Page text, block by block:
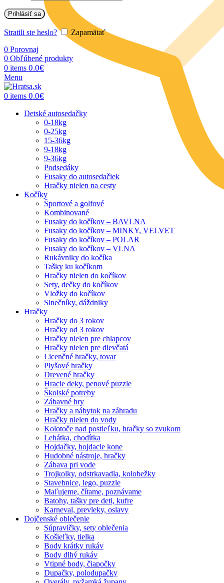
Prihlásiť sa
Stratili ste heslo?
Zapamätať
0 Porovnaj
0 Obľúbené produkty
0 items 0.0€
Menu
0 items 0.0€
Detské autosedačky
0-18kg
0-25kg
15-36kg
9-18kg
9-36kg
Podsedáky
Fusaky do autosedačiek
Hračky nielen na cesty
Kočíky
Športové a golfové
Kombinované
Fusaky do kočíkov – BAVLNA
Fusaky do kočíkov – MINKY, VELVET
Fusaky do kočíkov – POLAR
Fusaky do kočíkov – VLNA
Rukávniky do kočíka
Tašky ku kočíkom
Hračky nielen do kočíkov
Sety, dečky do kočíkov
Vložky do kočíkov
Slnečníky, dáždniky
Hračky
Hračky do 3 rokov
Hračky od 3 rokov
Hračky nielen pre chlapcov
Hračky nielen pre dievčatá
Licenčné hračky, tovar
Plyšové hračky
Drevené hračky
Hracie deky, penové puzzle
Školské potreby
Zábavné hry
Hračky a nábytok na záhradu
Hračky nielen do vody
Kolotoče nad postieľku, hračky so zvukom
Lehátka, chodítka
Hojdačky, hojdacie kone
Hudobné nástroje, hračky
Zábava pri vode
Trojkolky, odstrkavadla, kolobežky
Stavebnice, lego, puzzle
Maľujeme, čítame, poznávame
Batohy, tašky pre deti, kufre
Karneval, prevleky, oslavy
Dojčenské oblečenie
Súpravičky, sety oblečenia
Košieľky, tielka
Body krátky rukáv
Body dlhý rukáv
Vtipné body, čiapočky
Dupačky, polodupačky